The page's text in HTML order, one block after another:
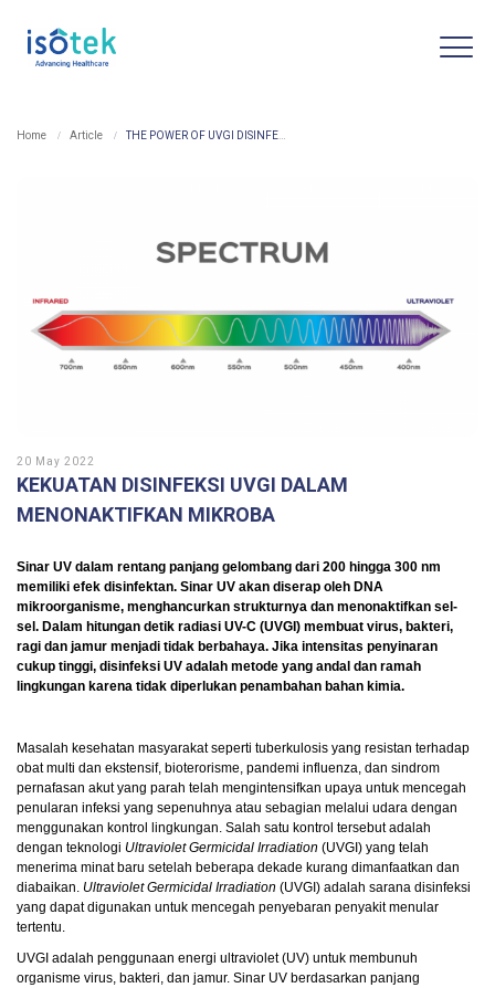
Home Article
20 May 2022
KEKUATAN DISINFEKSI UVGI DALAM
MENONAKTIFKAN MIKROBA
Sinar UV dalam rentang panjang gelombang dari 200 hingga 300 nm
memiliki efek disinfektan. Sinar UV akan diserap oleh DNA
mikroorganisme, menghancurkan strukturnya dan menonaktifkan sel-
sel. Dalam hitungan detik radiasi UV-C (UVGI) membuat virus, bakteri,
ragi dan jamur menjadi tidak berbahaya. Jika intensitas penyinaran
cukup tinggi, disinfeksi UV adalah metode yang andal dan ramah
lingkungan karena tidak diperlukan penambahan bahan kimia.
Masalah kesehatan masyarakat seperti tuberkulosis yang resistan terhadap
obat multi dan ekstensif, bioterorisme, pandemi influenza, dan sindrom
pernafasan akut yang parah telah mengintensifkan upaya untuk mencegah
penularan infeksi yang sepenuhnya atau sebagian melalui udara dengan
menggunakan kontrol lingkungan. Salah satu kontrol tersebut adalah
dengan teknologi Ultraviolet Germicidal Irradiation (UVGI) yang telah
menerima minat baru setelah beberapa dekade kurang dimanfaatkan dan
diabaikan. Ultraviolet Germicidal Irradiation (UVGI) adalah sarana disinfeksi
yang dapat digunakan untuk mencegah penyebaran penyakit menular
tertentu.
UVGI adalah penggunaan energi ultraviolet (UV) untuk membunuh
organisme virus, bakteri, dan jamur. Sinar UV berdasarkan panjang